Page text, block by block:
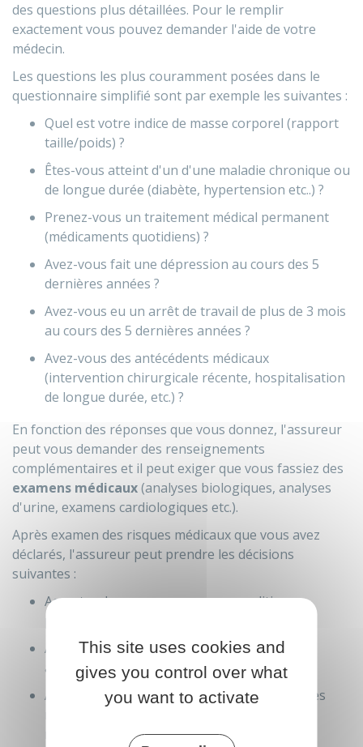
des questions plus détaillées. Pour le remplir
exactement vous pouvez demander l'aide de votre
médecin.
Les questions les plus couramment posées dans le
questionnaire simplifié sont par exemple les suivantes :
Quel est votre indice de masse corporel (rapport
taille/poids) ?
Êtes-vous atteint d'un d'une maladie chronique ou
de longue durée (diabète, hypertension etc..) ?
Prenez-vous un traitement médical permanent
(médicaments quotidiens) ?
Avez-vous fait une dépression au cours des 5
dernières années ?
Avez-vous eu un arrêt de travail de plus de 3 mois
au cours des 5 dernières années ?
Avez-vous des antécédents médicaux
(intervention chirurgicale récente, hospitalisation
de longue durée, etc.) ?
En fonction des réponses que vous donnez, l'assureur
peut vous demander des renseignements
complémentaires et il peut exiger que vous fassiez des
examens médicaux(analyses biologiques, analyses
d'urine, examens cardiologiques etc.).
Après examen des risques médicaux que vous avez
déclarés, l'assureur peut prendre les décisions
suivantes :
Accepter de vous assurer sans condition
Accepter de vous assurer à condition que
acceptiez de payer unesurprime
Accepter de vous assurer, mais en excluant les
maladies ou de certains événements
This site uses cookies and
gives you control over what
you want to activate